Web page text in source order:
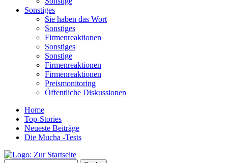
Sonstiges
Sie haben das Wort
Sonstiges
Firmenreaktionen
Sonstiges
Sonstige
Firmenreaktionen
Firmenreaktionen
Preismonitoring
Öffentliche Diskussionen
Home
Top-Stories
Neueste Beiträge
Die Mucha -Tests